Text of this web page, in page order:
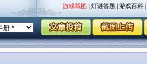
游戏截图
灯谜答题 游戏百科|